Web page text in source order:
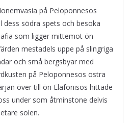
på Peloponnesos
södra spets och besöka
som ligger mittemot ön
mestadels uppe på slingriga
och små bergsbyar med
på Peloponnesos östra
över till ön Elafonisos hittade
under som åtminstone delvis
solen.